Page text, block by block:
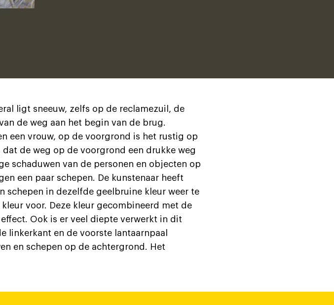
ligt sneeuw, zelfs op de reclamezuil, de
de weg aan het begin van de brug.
een vrouw, op de voorgrond is het rustig op
de weg op de voorgrond een drukke weg
schaduwen van de personen en objecten op
een paar schepen. De kunstenaar heeft
schepen in dezelfde geelbruine kleur weer te
voor. Deze kleur gecombineerd met de
Ook is er veel diepte verwerkt in dit
linkerkant en de voorste lantaarnpaal
en schepen op de achtergrond. Het